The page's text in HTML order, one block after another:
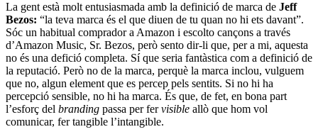
La gent està molt entusiasmada amb la definició de marca de Jeff
Bezos: “la teva marca és el que diuen de tu quan no hi ets davant”.
Sóc un habitual comprador a Amazon i escolto cançons a través
d’Amazon Music, Sr. Bezos, però sento dir-li que, per a mi, aquesta
no és una defició completa. Sí que seria fantàstica com a definició de
la reputació. Però no de la marca, perquè la marca inclou, vulguem
que no, algun element que es percep pels sentits. Si no hi ha
percepció sensible, no hi ha marca. És que, de fet, en bona part
l’esforç del branding passa per fervisible allò que hom vol
comunicar, fer tangible l’intangible.